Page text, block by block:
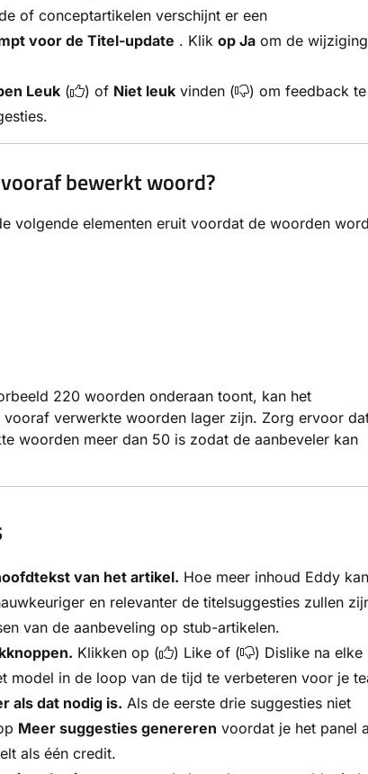
of conceptartikelen verschijnt er een
voor de Titel-update . Klik op Ja om de
Leuk ( ) of Niet leuk vinden (
) om feedback te
bewerkt woord?
volgende elementen eruit voordat de woorden
220 woorden onderaan toont, kan het
vooraf verwerkte woorden lager zijn. Zorg ervoor
woorden meer dan 50 is zodat de aanbeveler kan
van het artikel. Hoe meer inhoud Eddy kan
en relevanter de titelsuggesties zullen
van de aanbeveling op stub-artikelen.
Klikken op ( ) Like of (
) Dislike na elke
model in de loop van de tijd te verbeteren voor je
als dat nodig is. Als de eerste drie suggesties niet
Meer suggesties genereren voordat je het panel
als één credit.